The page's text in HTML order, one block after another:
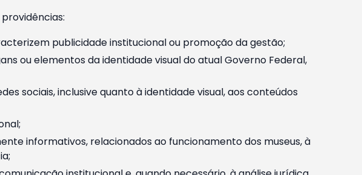
publicidade institucional ou promoção da gestão;
ou elementos da identidade visual do atual Governo Federal,
sociais, inclusive quanto à identidade visual, aos conteúdos
informativos, relacionados ao funcionamento dos museus, à